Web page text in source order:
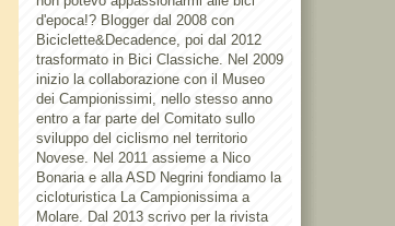
d'epoca!? Blogger dal 2008 con
Biciclette&Decadence, poi dal 2012
trasformato in Bici Classiche. Nel 2009
inizio la collaborazione con il Museo
dei Campionissimi, nello stesso anno
entro a far parte del Comitato sullo
sviluppo del ciclismo nel territorio
Novese. Nel 2011 assieme a Nico
Bonaria e alla ASD Negrini fondiamo la
cicloturistica La Campionissima a
Molare. Dal 2013 scrivo per la rivista